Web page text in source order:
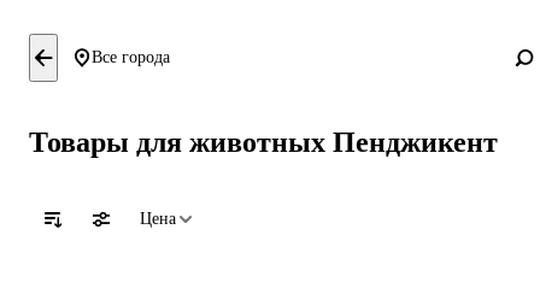
Все города
Товары для животных Пенджикент
Цена